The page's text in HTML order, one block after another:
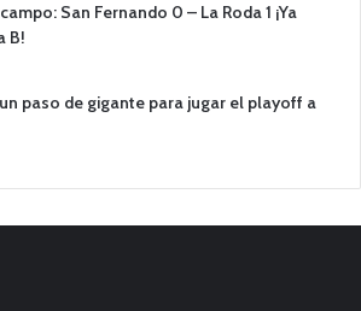
San Fernando 0 – La Roda 1 ¡Ya
B!
paso de gigante para jugar el playoff a